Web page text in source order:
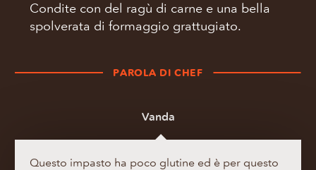
Condite con del ragù di carne e una bella
spolverata di formaggio grattugiato.
PAROLA DI CHEF
Vanda
Questo impasto ha poco glutine ed è per questo